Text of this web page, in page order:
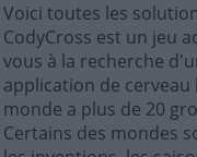
Voici toutes les
CodyCross est un jeu
vous à la recherche
application de cerveau
monde a plus de 20
Certains des mondes